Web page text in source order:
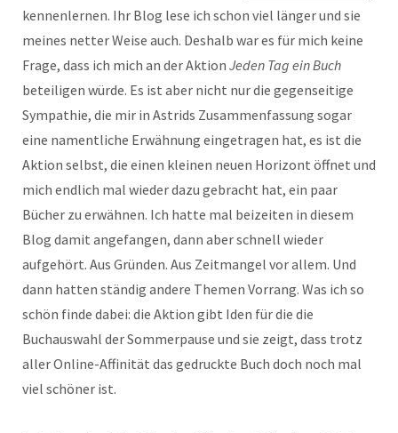
kennenlernen. Ihr Blog lese ich schon viel länger und sie
meines netter Weise auch. Deshalb war es für mich keine
Frage, dass ich mich an der Aktion Jeden Tag ein Buch
beteiligen würde. Es ist aber nicht nur die gegenseitige
Sympathie, die mir in Astrids Zusammenfassung sogar
eine namentliche Erwähnung eingetragen hat, es ist die
Aktion selbst, die einen kleinen neuen Horizont öffnet und
mich endlich mal wieder dazu gebracht hat, ein paar
Bücher zu erwähnen. Ich hatte mal beizeiten in diesem
Blog damit angefangen, dann aber schnell wieder
aufgehört. Aus Gründen. Aus Zeitmangel vor allem. Und
dann hatten ständig andere Themen Vorrang. Was ich so
schön finde dabei: die Aktion gibt Iden für die die
Buchauswahl der Sommerpause und sie zeigt, dass trotz
aller Online-Affinität das gedruckte Buch doch noch mal
viel schöner ist.